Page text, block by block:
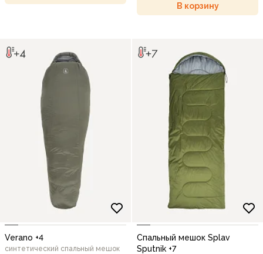
В корзину
Verano +4
синтетический спальный мешок
Спальный мешок Splav
Sputnik +7